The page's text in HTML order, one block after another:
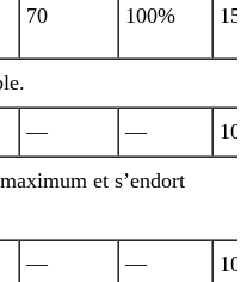
70 100% 15
— — 10
et s’endort
— — 10